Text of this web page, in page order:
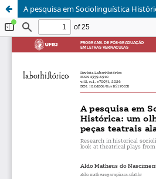
A pesquisa em Sociolinguística